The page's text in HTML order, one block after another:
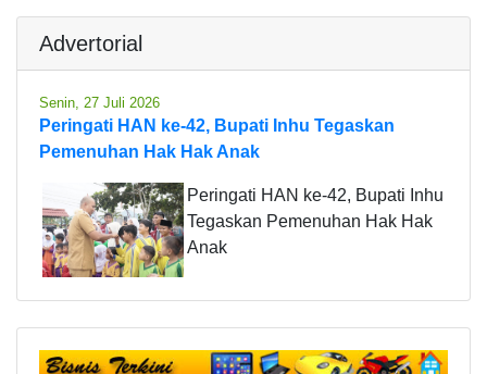
Advertorial
Senin, 27 Juli 2026
Peringati HAN ke-42, Bupati Inhu Tegaskan
Pemenuhan Hak Hak Anak
Peringati HAN ke-42, Bupati Inhu
Tegaskan Pemenuhan Hak Hak
Anak